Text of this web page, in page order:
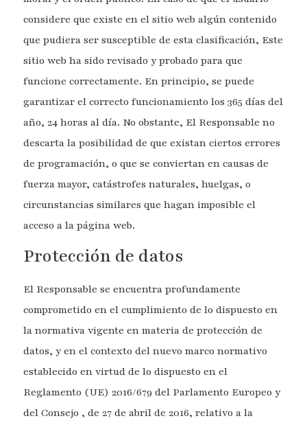
considere que existe en el sitio web algún contenido
que pudiera ser susceptible de esta clasificación, Este
sitio web ha sido revisado y probado para que
funcione correctamente. En principio, se puede
garantizar el correcto funcionamiento los 365 días del
año, 24 horas al día. No obstante, El Responsable no
descarta la posibilidad de que existan ciertos errores
de programación, o que se conviertan en causas de
fuerza mayor, catástrofes naturales, huelgas, o
circunstancias similares que hagan imposible el
acceso a la página web.
Protección de datos
El Responsable se encuentra profundamente
comprometido en el cumplimiento de lo dispuesto en
la normativa vigente en materia de protección de
datos, y en el contexto del nuevo marco normativo
establecido en virtud de lo dispuesto en el
Reglamento (UE) 2016/679 del Parlamento Europeo y
del Consejo , de 27 de abril de 2016, relativo a la